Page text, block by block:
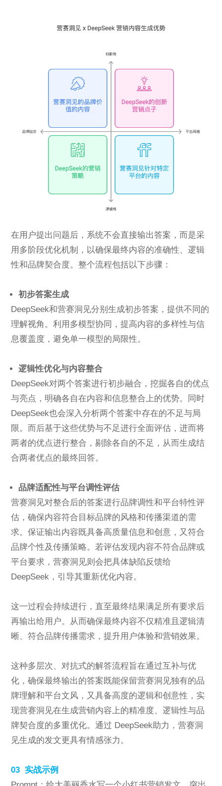
在用户提出问题后，系统不会直接输出答案，而是采
用多阶段优化机制，以确保最终内容的准确性、逻辑
性和品牌契合度。整个流程包括以下步骤：
初步答案生成
DeepSeek和营赛洞见分别生成初步答案，提供不同的
理解视角。利用多模型协同，提高内容的多样性与信
息覆盖度，避免单一模型的局限性。
逻辑性优化与内容整合
DeepSeek对两个答案进行初步融合，挖掘各自的优点
与亮点，明确各自在内容和信息整合上的优势。同时
DeepSeek也会深入分析两个答案中存在的不足与局
限。而后基于这些优势与不足进行全面评估，进而将
两者的优点进行整合，剔除各自的不足，从而生成结
合两者优点的最终回答。
品牌适配性与平台调性评估
营赛洞见对整合后的答案进行品牌调性和平台特性评
估，确保内容符合目标品牌的风格和传播渠道的需
求。保证输出内容既具备高质量信息和创意，又符合
品牌个性及传播策略。若评估发现内容不符合品牌或
平台要求，营赛洞见则会把具体缺陷反馈给
DeepSeek，引导其重新优化内容。
这一过程会持续进行，直至最终结果满足所有要求后
再输出给用户。从而确保最终内容不仅精准且逻辑清
晰、符合品牌传播需求，提升用户体验和营销效果。
这种多层次、对抗式的解答流程旨在通过互补与优
化，确保最终输出的答案既能保留营赛洞见独有的品
牌理解和平台文风，又具备高度的逻辑和创意性，实
现营赛洞见在生成营销内容上的精准度、逻辑性与品
牌契合度的多重优化。通过 DeepSeek助力，营赛洞
见生成的发文更具有情感张力。
03 实战示例